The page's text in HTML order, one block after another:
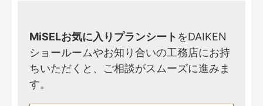
MiSELお気に入りプランシート をDAIKEN
ショールームやお知り合いの工務店にお持
ちいただくと、ご相談がスムーズに進みま
す。